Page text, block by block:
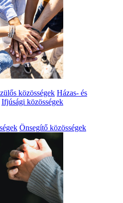
közösségek Házas- és
Ifjúsági közösségek
Önsegítő közösségek